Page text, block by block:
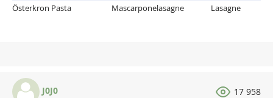
Österkron Pasta Mascarponelasagne Lasagne
J0J0 17 958